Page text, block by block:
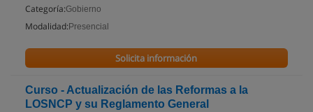
Categoría:Gobierno
Modalidad: Presencial
Solicita información
Curso - Actualización de las Reformas a la
LOSNCP y su Reglamento General